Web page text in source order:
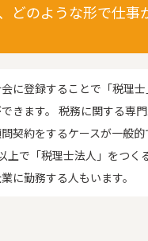
どのような形で仕事
に登録することで「税理
きます。 税務に関する専
契約をするケースが一般的
上で「税理士法人」をつく
に勤務する人もいます。